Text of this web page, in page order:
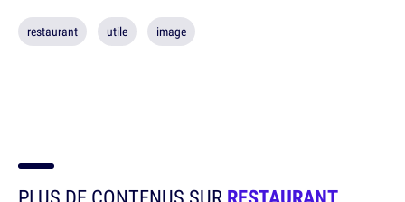
restaurant utile image